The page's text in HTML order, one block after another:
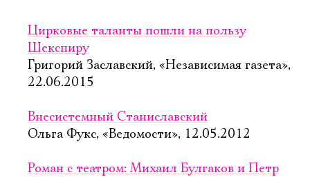
Цирковые таланты пошли на пользу
Шекспиру
Григорий Заславский, «Независимая газета»,
22.06.2015
Внесистемный Станиславский
Ольга Фукс, «Ведомости», 12.05.2012
Роман с театром: Михаил Булгаков и Петр